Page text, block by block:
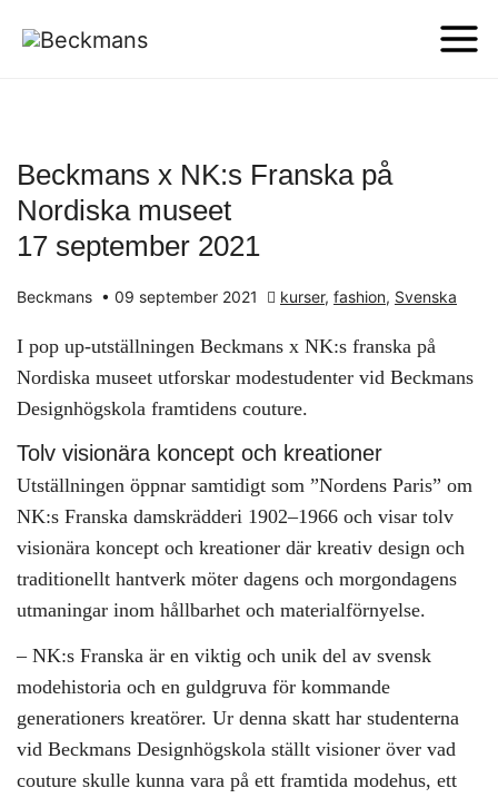
Beckmans x NK:s Franska på
Nordiska museet
17 september 2021
Beckmans • 09 september 2021 kurser, fashion, Svenska
I pop up-utställningen Beckmans x NK:s franska på
Nordiska museet utforskar modestudenter vid Beckmans
Designhögskola framtidens couture.
Tolv visionära koncept och kreationer
Utställningen öppnar samtidigt som ”Nordens Paris” om
NK:s Franska damskrädderi 1902–1966 och visar tolv
visionära koncept och kreationer där kreativ design och
traditionellt hantverk möter dagens och morgondagens
utmaningar inom hållbarhet och materialförnyelse.
– NK:s Franska är en viktig och unik del av svensk
modehistoria och en guldgruva för kommande
generationers kreatörer. Ur denna skatt har studenterna
vid Beckmans Designhögskola ställt visioner över vad
couture skulle kunna vara på ett framtida modehus, ett